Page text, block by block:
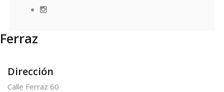
Ferraz
Dirección
Calle Ferraz 60